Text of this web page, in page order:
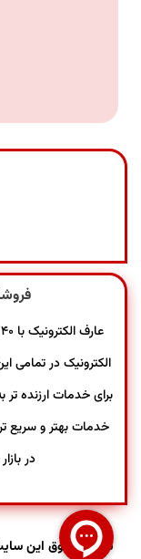
الکترونیک در تمامی
برای خدمات ارزنده تر
خدمات بهتر و سریع
در
تمامی حقوق این